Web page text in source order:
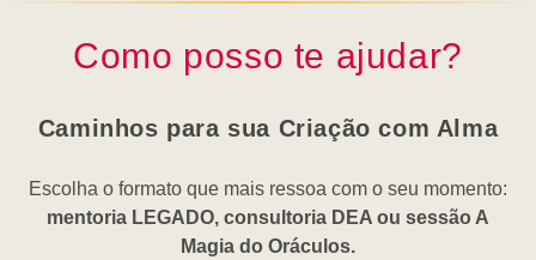
Como posso te ajudar?
Caminhos para sua Criação com Alma
Escolha o formato que mais ressoa com o seu momento:
mentoria LEGADO, consultoria DEA ou sessão A
Magia do Oráculos.